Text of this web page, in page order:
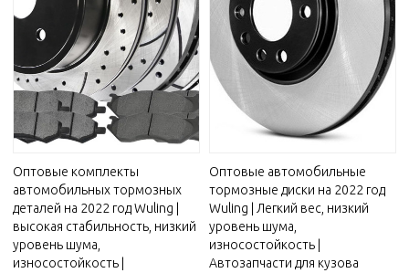
Оптовые комплекты
автомобильных тормозных
деталей на 2022 год Wuling |
высокая стабильность, низкий
уровень шума,
износостойкость |
Оптовые автомобильные
тормозные диски на 2022 год
Wuling | Легкий вес, низкий
уровень шума,
износостойкость |
Автозапчасти для кузова